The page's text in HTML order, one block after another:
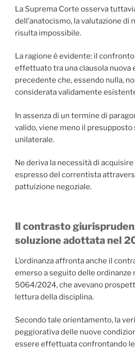
La Suprema Corte osserva
dell’anatocismo, la valutazione di
risulta impossibile.
La ragione è evidente: il
effettuato tra una clausola nuova
precedente che, essendo nulla,
considerata validamente
In assenza di un termine di
valido, viene meno il
unilaterale.
Ne deriva la necessità di
espresso del correntista
pattuizione negoziale.
Il contrasto
soluzione adottata nel
L’ordinanza affronta anche il
emerso a seguito delle ordinanze
5064/2024, che avevano
lettura della disciplina.
Secondo tale orientamento, la
peggiorativa delle nuove
essere effettuata confrontando